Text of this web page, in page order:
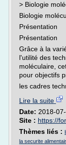
> Biologie
Biologie
Présentation
Présentation
Grâce à la
l'utilité des
moléculaire,
pour objectifs
les cadres
Lire la suite
Date: 2018-
Site : https://
Thèmes liés :
la securite